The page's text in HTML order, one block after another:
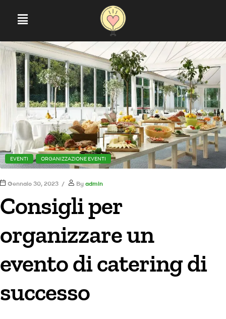
EVENTI ORGANIZZAZIONE EVENTI
Gennaio 30, 2023 By admin
Consigli per
organizzare un
evento di catering di
successo